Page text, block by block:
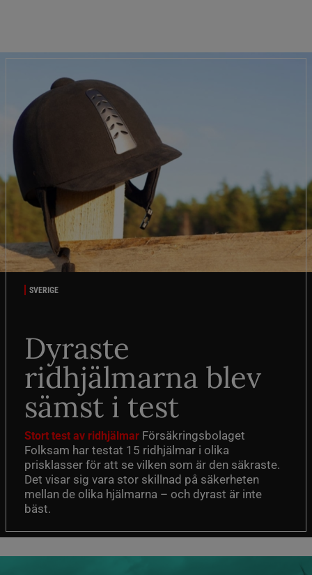
SVERIGE
Dyraste
ridhjälmarna blev
sämst i test
Stort test av ridhjälmar Försäkringsbolaget
Folksam har testat 15 ridhjälmar i olika
prisklasser för att se vilken som är den säkraste.
Det visar sig vara stor skillnad på säkerheten
mellan de olika hjälmarna – och dyrast är inte
bäst.